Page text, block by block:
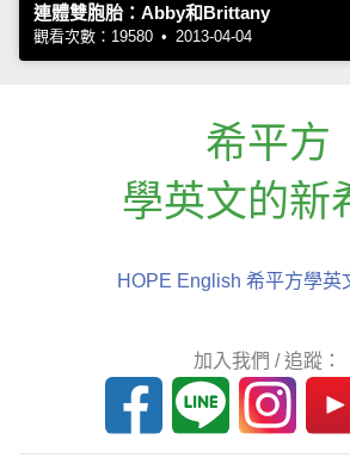
連體雙胞胎：Abby和Brittany
觀看次數：19580 • 2013-04-04
希平方
學英文的新
HOPE English 希平方學英
加入我們 / 追蹤：